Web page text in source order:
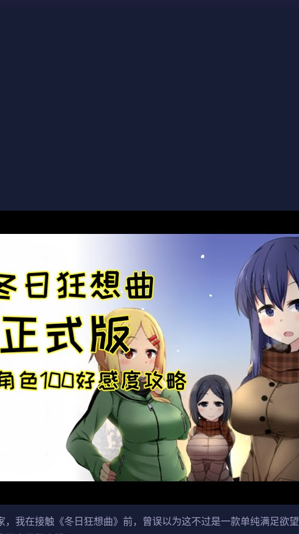
我在接触《冬日狂想曲》前，曾误以为这不过是一款​​单纯满足欲